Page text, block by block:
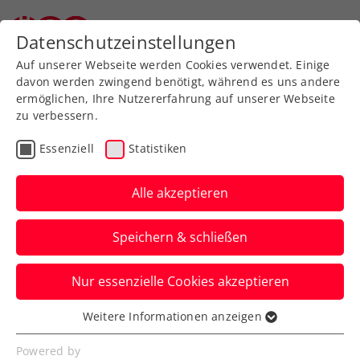
Aktuelle News
News filtern
Datenschutzeinstellungen
Auf unserer Webseite werden Cookies verwendet. Einige
davon werden zwingend benötigt, während es uns andere
ermöglichen, Ihre Nutzererfahrung auf unserer Webseite
zu verbessern.
Essenziell Statistiken
Alle akzeptieren
Speichern & schließen
Nur essenzielle Cookies akzeptieren
Essenziell
Essenzielle Cookies werden für grundlegende
Weitere Informationen anzeigen
Powered by